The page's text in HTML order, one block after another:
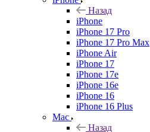
Назад
iPhone
iPhone 17 Pro
iPhone 17 Pro Max
iPhone Air
iPhone 17
iPhone 17e
iPhone 16e
iPhone 16
iPhone 16 Plus
Mac
Назад